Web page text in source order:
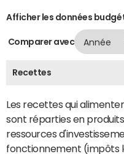
Afficher les données
Comparer avec
Recettes
Les recettes qui
sont réparties en
ressources
fonctionnement (impôts